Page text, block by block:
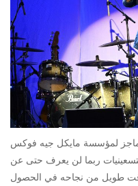
لمؤسسة مايكل جيه فوكس
ربما لن يعرف حتى عن
طويل من نجاحه في الحصول